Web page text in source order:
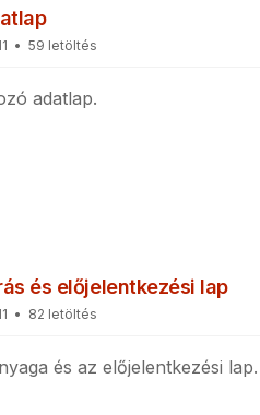
59 letöltés
adatlap.
és előjelentkezési lap
82 letöltés
és az előjelentkezési lap.